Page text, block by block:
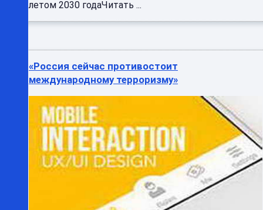
летом 2030 годаЧитать ...
«Россия сейчас противостоит
международному терроризму»